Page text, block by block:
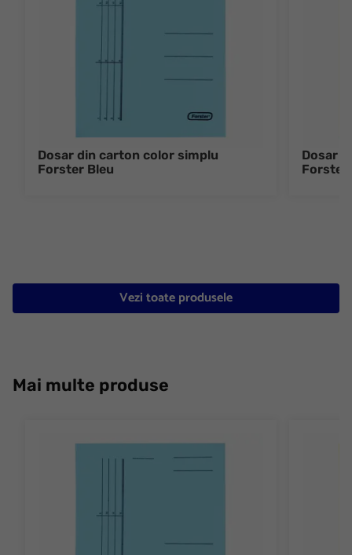
Dosar din carton color simplu
Forster Bleu
Dosar
Forster
Vezi toate produsele
Mai multe produse